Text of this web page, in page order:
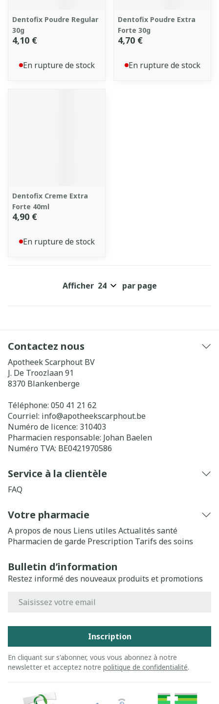
Dentofix Poudre Regular
30g
4,10 €
En rupture de stock
Dentofix Poudre Extra
Forte 30g
4,70 €
En rupture de stock
Dentofix Creme Extra
Forte 40ml
4,90 €
En rupture de stock
Afficher par page
Contactez nous
Apotheek Scarphout BV
J. De Troozlaan 91
8370 Blankenberge
Téléphone: 050 41 21 62
Courriel: info@apotheekscarphout.be
Numéro de licence: 310403
Pharmacien responsable: Johan Baelen
Numéro TVA: BE0421970586
Service à la clientèle
FAQ
Votre pharmacie
A propos de nous Liens utiles Actualités santé
Pharmacien de garde Prescription Tarifs des soins
Bulletin d’information
Restez informé des nouveaux produits et promotions
Inscription
En cliquant sur s'abonner, vous vous abonnez à notre
newsletter et acceptez notre politique de confidentialité.